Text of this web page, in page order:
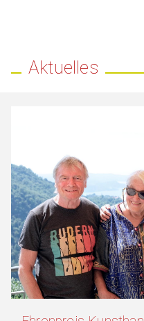
Aktuelles